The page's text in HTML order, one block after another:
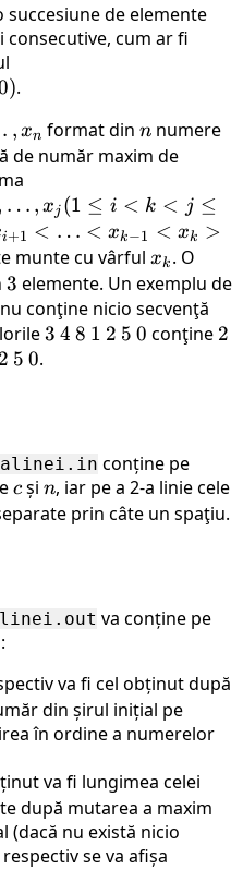
succesiune de elemente
cum ar fi
20,
40,
50,
60,
70,
80)
).
, xn format din n
nnumere
de număr maxim de
x_{i+1},
\ldots,
x_{k-1},
x_k,
x_{k+1},
\ldots,
x_j (1
… , xj (1 ≤ i < k < j ≤
i+1 < … < xk−1 < xk >
munte cu vârful x_k
xk . O
3
3 elemente. Un exemplu de
nu conţine nicio secvenţă
3
3 4
4 8
8 1
1 2
2 5
5 0
0 conţine 2
2
2
2 5
5 0
0.
alinei.in conține pe
c
c și n
n, iar pe a 2-a linie cele
prin câte un spaţiu.
va conține pe
va fi cel obținut după
din șirul inițial pe
în ordine a numerelor
va fi lungimea celei
după mutarea a maxim
(dacă nu există nicio
se va afișa